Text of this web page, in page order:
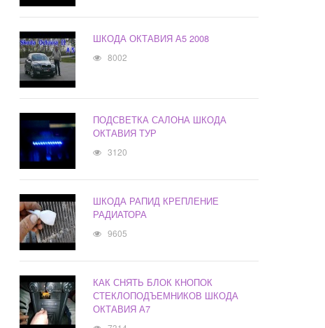
ШКОДА ОКТАВИЯ А5 2008
8002
ПОДСВЕТКА САЛОНА ШКОДА
ОКТАВИЯ ТУР
3120
ШКОДА РАПИД КРЕПЛЕНИЕ
РАДИАТОРА
9605
КАК СНЯТЬ БЛОК КНОПОК
СТЕКЛОПОДЪЕМНИКОВ ШКОДА
ОКТАВИЯ А7